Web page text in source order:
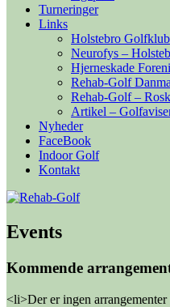
Turneringer
Links
Holstebro Golfklub
Neurofys –
Hjerneskade
Rehab-Golf
Rehab-Golf –
Artikel –
Nyheder
FaceBook
Indoor Golf
Kontakt
Events
Kommende
<li>Der er ingen